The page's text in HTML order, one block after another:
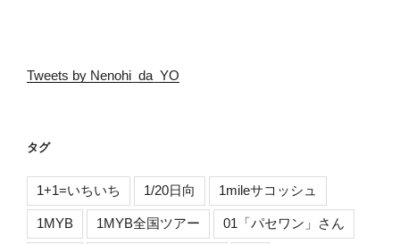
Tweets by Nenohi_da_YO
タグ
1+1=いちいち 1/20日向 1mileサコッシュ
1MYB 1MYB全国ツアー 01「パセワン」さん